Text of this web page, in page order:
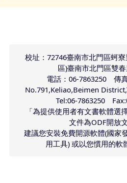
校址：72746臺南市北門區蚵
區)臺南市北門區雙
電話：06-7863250 傳
No.791,Keliao,Beimen
Tel:06-7863250
「為提供使用者有文書軟體選
文件為ODF開放
建議您安裝免費開源軟體(國家
用工具) 或以您慣用的軟